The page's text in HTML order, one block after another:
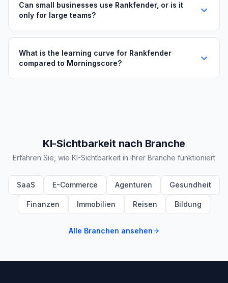
Can small businesses use Rankfender, or is it
only for large teams?
What is the learning curve for Rankfender
compared to Morningscore?
KI-Sichtbarkeit nach Branche
Erfahren Sie, wie KI-Sichtbarkeit in Ihrer Branche funktioniert
SaaS E-Commerce Agenturen Gesundheit
Finanzen Immobilien Reisen Bildung
Alle Branchen ansehen